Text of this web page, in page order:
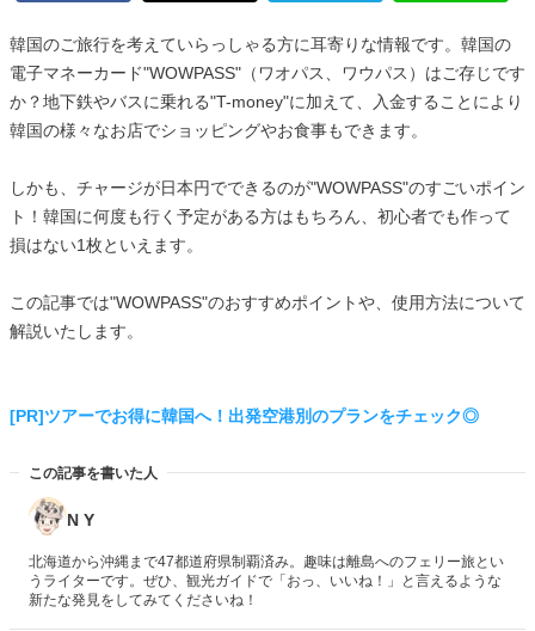
韓国のご旅行を考えていらっしゃる方に耳寄りな情報です。韓国の
電子マネーカード"WOWPASS"（ワオパス、ワウパス）はご存じです
か？地下鉄やバスに乗れる"T-money"に加えて、入金することにより
韓国の様々なお店でショッピングやお食事もできます。
しかも、チャージが日本円でできるのが"WOWPASS"のすごいポイン
ト！韓国に何度も行く予定がある方はもちろん、初心者でも作って
損はない1枚といえます。
この記事では"WOWPASS"のおすすめポイントや、使用方法について
解説いたします。
[PR]ツアーでお得に韓国へ！出発空港別のプランをチェック◎
この記事を書いた人
N Y
北海道から沖縄まで47都道府県制覇済み。趣味は離島へのフェリー旅とい
うライターです。ぜひ、観光ガイドで「おっ、いいね！」と言えるような
新たな発見をしてみてくださいね！